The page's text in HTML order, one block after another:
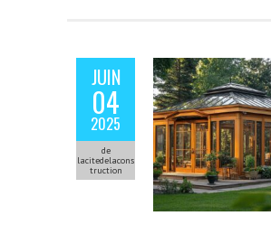
JUIN
04
2025
de
lacitedelacons
truction